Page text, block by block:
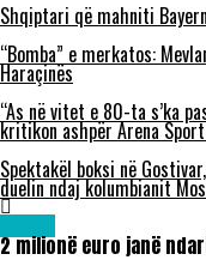
Shqiptari që mahniti
“Bomba” e merkatos:
Haraçinës
“As në vitet e 80-ta s’ka
kritikon ashpër Arena
Spektakël boksi në
duelin ndaj kolumbianit
2 milionë euro janë